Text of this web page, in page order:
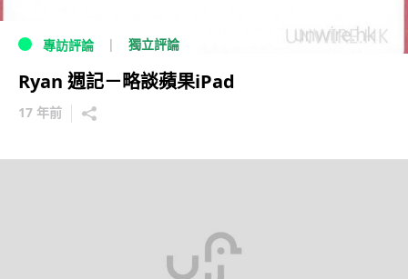
專訪評論 獨立評論
Ryan 週記－略談蘋果iPad
17 年前